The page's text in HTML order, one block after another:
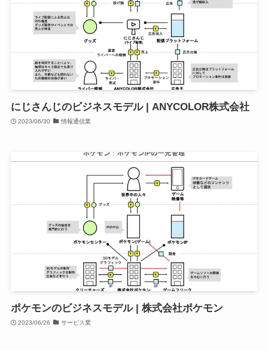
にじさんじのビジネスモデル | ANYCOLOR株式会社
2023/06/30 情報通信業
ポケモンのビジネスモデル | 株式会社ポケモン
2023/06/26 サービス業